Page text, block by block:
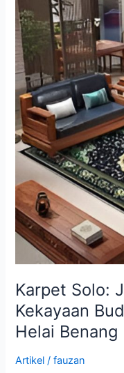
Karpet Solo:
Kekayaan
Helai Benang
Artikel /fauzan
Solo:
Jejak
Sejarah
dan
Kekayaan
Budaya
dalam
Setiap
Helai
Benang